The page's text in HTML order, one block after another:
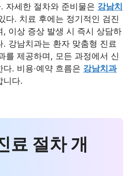
자세한 절차와 준비물은 강남치
다. 치료 후에는 정기적인 검진
, 이상 증상 발생 시 즉시 상담하
. 강남치과는 환자 맞춤형 진료
를 제공하며, 모든 과정에서 신
. 비용·예약 흐름은 강남치과
니다.
료 절차 개